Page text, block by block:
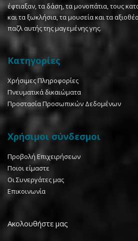
έφτιαξαν, τα δάση, τα μονοπάτια, τους
και τα ξωκλήσια, τα μουσεία και τα
παζλ αυτής της μαγεμένης γης.
Κατηγορίες
Χρήσιμες Πληροφορίες
Πνευματικά δικαιώματα
Προστασία Προσωπικών Δεδομένων
Χρήσιμοι σύνδεσμοι
Προβολή Επιχειρήσεων
Ποιοι είμαστε
Οι Συνεργάτες μας
Επικοινωνία
Ακολουθήστε μας